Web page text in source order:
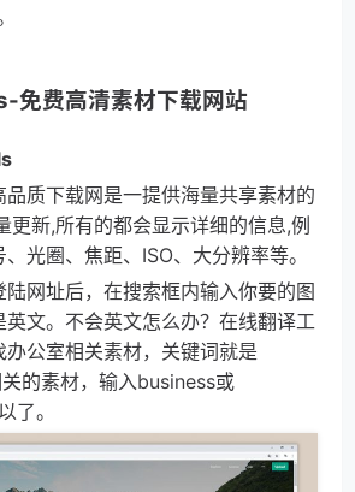
免费高清素材下载网站
品质下载网是一提供海量共享素材的
更新,所有的都会显示详细的信息,例
光圈、焦距、ISO、大分辨率等。
陆网址后，在搜索框内输入你要的图
英文。不会英文怎么办？在线翻译工
公室相关素材，关键词就是
的素材，输入business或
了。